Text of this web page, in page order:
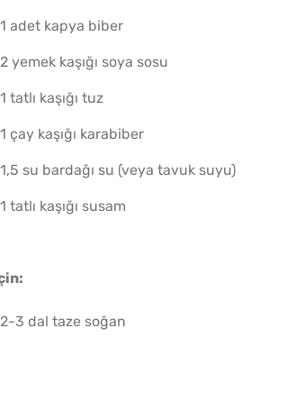
1 adet kapya biber
2 yemek kaşığı soya sosu
1 tatlı kaşığı tuz
1 çay kaşığı karabiber
1,5 su bardağı su (veya tavuk suyu)
1 tatlı kaşığı susam
2-3 dal taze soğan